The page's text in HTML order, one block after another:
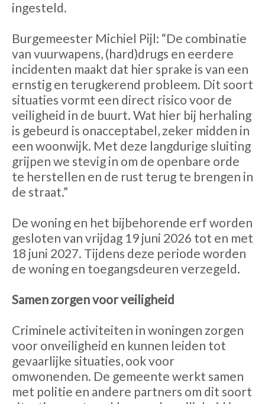
ingesteld.
Burgemeester Michiel Pijl: “De combinatie
van vuurwapens, (hard)drugs en eerdere
incidenten maakt dat hier sprake is van een
ernstig en terugkerend probleem. Dit soort
situaties vormt een direct risico voor de
veiligheid in de buurt. Wat hier bij herhaling
is gebeurd is onacceptabel, zeker midden in
een woonwijk. Met deze langdurige sluiting
grijpen we stevig in om de openbare orde
te herstellen en de rust terug te brengen in
de straat.”
De woning en het bijbehorende erf worden
gesloten van vrijdag 19 juni 2026 tot en met
18 juni 2027. Tijdens deze periode worden
de woning en toegangsdeuren verzegeld.
Samen zorgen voor veiligheid
Criminele activiteiten in woningen zorgen
voor onveiligheid en kunnen leiden tot
gevaarlijke situaties, ook voor
omwonenden. De gemeente werkt samen
met politie en andere partners om dit soort